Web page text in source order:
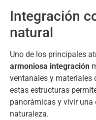
Integración
natural
Uno de los principales
armoniosa integración
ventanales y materiales
estas estructuras
panorámicas y vivir una
naturaleza.